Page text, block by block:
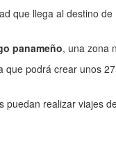
que llega al destino de
panameño, una zona
que podrá crear unos
puedan realizar viajes